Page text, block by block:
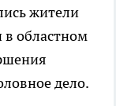
жители
в областном
дело.